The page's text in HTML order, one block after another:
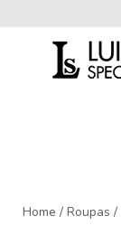
Home / Roupas /